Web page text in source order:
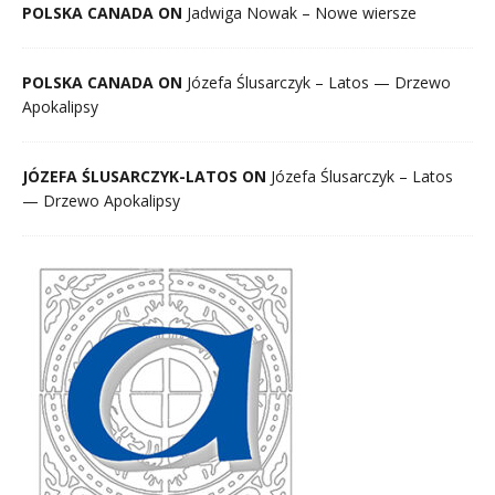
POLSKA CANADA ON Jadwiga Nowak – Nowe wiersze
POLSKA CANADA ON Józefa Ślusarczyk – Latos — Drzewo
Apokalipsy
JÓZEFA ŚLUSARCZYK-LATOS ON Józefa Ślusarczyk – Latos
— Drzewo Apokalipsy